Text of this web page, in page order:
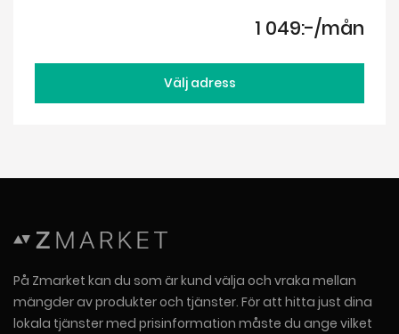
1 049:-/mån
Välj adress
På Zmarket kan du som är kund välja och vraka mellan
mängder av produkter och tjänster. För att hitta just dina
lokala tjänster med prisinformation måste du ange vilket